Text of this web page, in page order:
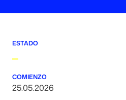
ESTADO
COMIENZO
25.05.2026